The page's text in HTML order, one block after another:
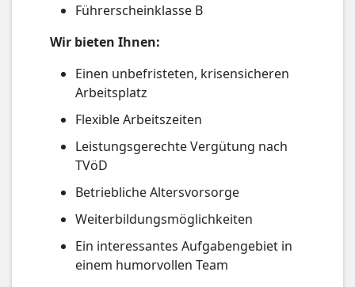
Führerscheinklasse B
Wir bieten Ihnen:
Einen unbefristeten, krisensicheren
Arbeitsplatz
Flexible Arbeitszeiten
Leistungsgerechte Vergütung nach
TVöD
Betriebliche Altersvorsorge
Weiterbildungsmöglichkeiten
Ein interessantes Aufgabengebiet in
einem humorvollen Team